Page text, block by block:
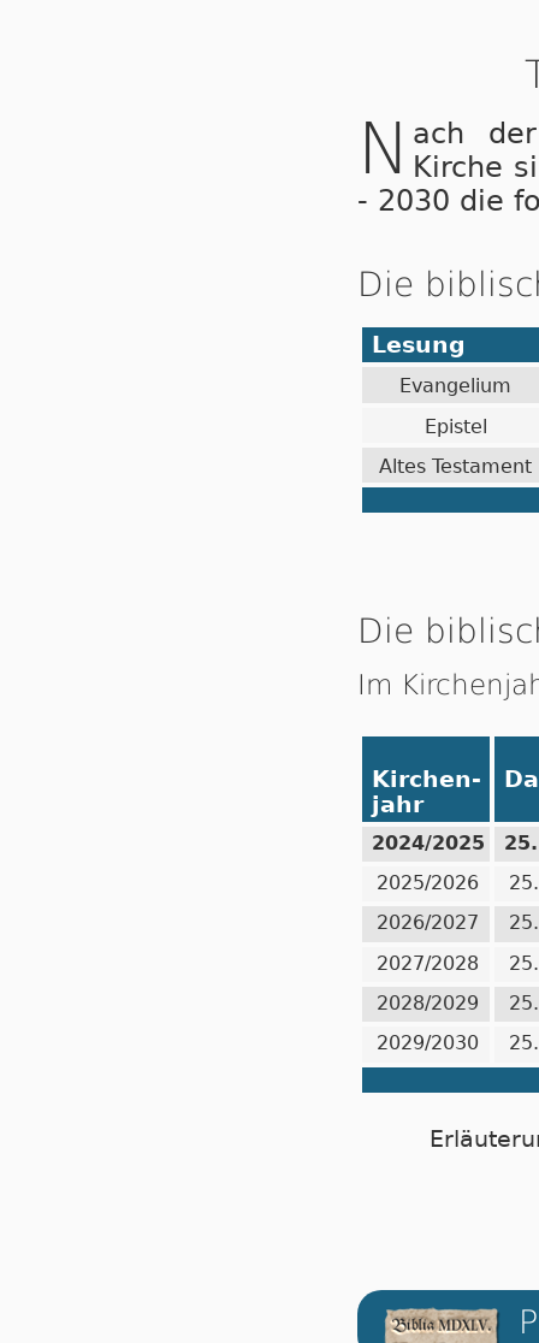
N ach
Kirche
- 2030 die
Die
Lesung
Evangelium
Epistel
Altes Testament
Die
Im
Kirchen-
jahr
2024/2025
2025/2026
2026/2027
2027/2028
2028/2029
2029/2030